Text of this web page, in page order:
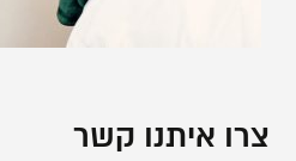
צרו איתנו קשר